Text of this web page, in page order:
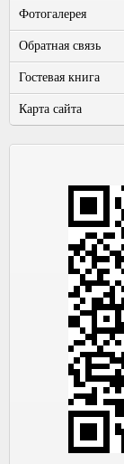
Фотогалерея
Обратная связь
Гостевая книга
Карта сайта